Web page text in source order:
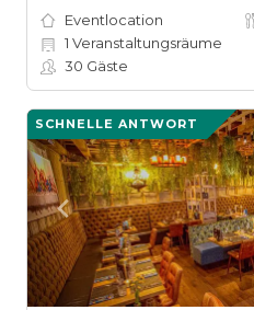
Eventlocation
1 Veranstaltungsräume
30 Gäste
SCHNELLE ANTWORT